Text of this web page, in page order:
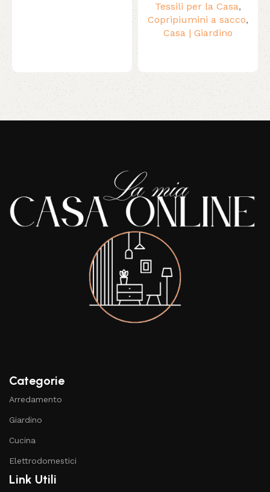
Tessili per la Casa,
Copripiumini a sacco,
Casa | Giardino
Read More
Categorie
Arredamento
Giardino
Cucina
Elettrodomestici
Link Utili